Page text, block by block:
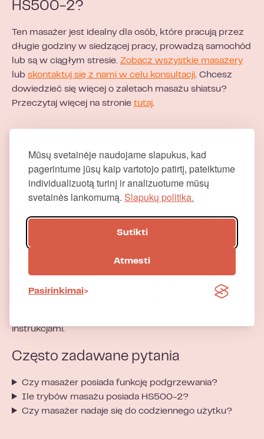
Mūsų svetainėje naudojame slapukus, kad
pagerintume jūsų kaip vartotojo patirtį, pateiktume
individualizuotą turinį ir analizuotume mūsų
svetainės lankomumą. Slapukų politika.
Sutikti
Atmesti
Pasirinkimai
HS500-2?
Ten masażer jest idealny dla osób, które pracują przez
długie godziny w siedzącej pracy, prowadzą samochód
lub są w ciągłym stresie. Zobacz wszystkie masażery
lub skontaktuj się z nami w celu konsultacji. Chcesz
dowiedzieć się więcej o zaletach masażu shiatsu?
Przeczytaj więcej na stronie tutaj.
Rodzaj masażu: shiatsu + ogrzewanie
Obszary zastosowania: szyja, ramiona
Zasilanie: zasilacz sieciowy
Sterowanie: zintegrowane przyciski
W zestawie: masażer HS500-2, przewód
zasilający, instrukcja obsługi
Konserwacja i bezpieczeństwo
Zaleca się stosowanie w 10-15-minutowych sesjach.
Nie stosować na uszkodzoną skórę. Po użyciu wytrzeć
instrukcjami.
Często zadawane pytania
Czy masażer posiada funkcję podgrzewania?
Ile trybów masażu posiada HS500-2?
Czy masażer nadaje się do codziennego użytku?